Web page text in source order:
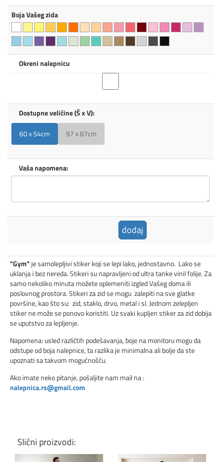
Boja Vašeg zida
Okreni nalepnicu
Dostupne veličine (Š x V):
60 x 54cm
97 x 87cm
Vaša napomena:
dodaj
"Gym" je samolepljivi stiker koji se lepi lako, jednostavno. Lako se
uklanja i bez nereda. Stikeri su napravljeni od ultra tanke vinil folije. Za
samo nekoliko minuta možete oplemeniti izgled Vašeg doma ili
poslovnog prostora. Stikeri za zid se mogu zalepiti na sve glatke
površine, kao što su: zid, staklo, drvo, metal i sl. Jednom zelepljen
stiker ne može se ponovo koristiti. Uz svaki kupljen stiker za zid dobija
se uputstvo za lepljenje.
Napomena: usled različtih podešavanja, boje na monitoru mogu da
odstupe od boja nalepnice, ta razlika je minimalna ali bolje da ste
upoznati sa takvom mogućnošću.
Ako imate neko pitanje, pošaljite nam mail na :
nalepnica.rs@gmail.com
Slični proizvodi: